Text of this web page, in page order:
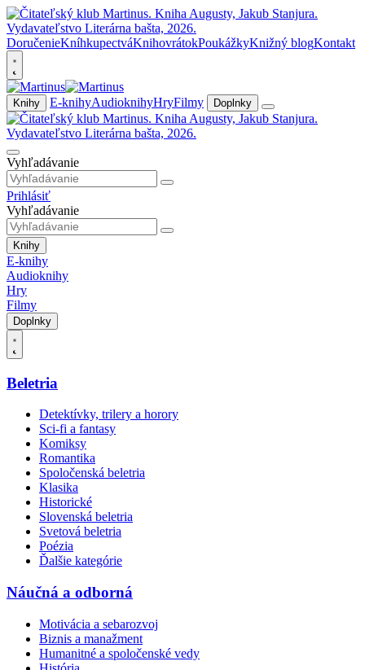
DoručenieKníhkupectváKnihovrátokPoukážkyKnižný blogKontakt
Knihy E-knihyAudioknihyHryFilmy Doplnky
Vyhľadávanie
Prihlásiť
Vyhľadávanie
Knihy
E-knihy
Audioknihy
Hry
Filmy
Doplnky
Beletria
Detektívky, trilery a horory
Sci-fi a fantasy
Komiksy
Romantika
Spoločenská beletria
Klasika
Historické
Slovenská beletria
Svetová beletria
Poézia
Ďalšie kategórie
Náučná a odborná
Motivácia a sebarozvoj
Biznis a manažment
Humanitné a spoločenské vedy